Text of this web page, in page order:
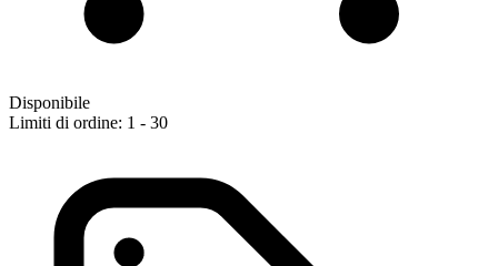
Disponibile
Limiti di ordine: 1 - 30